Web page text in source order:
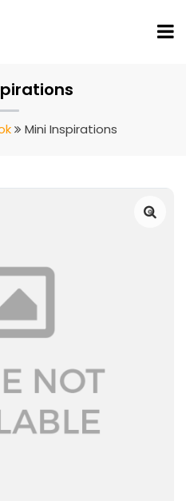
Mini Inspirations